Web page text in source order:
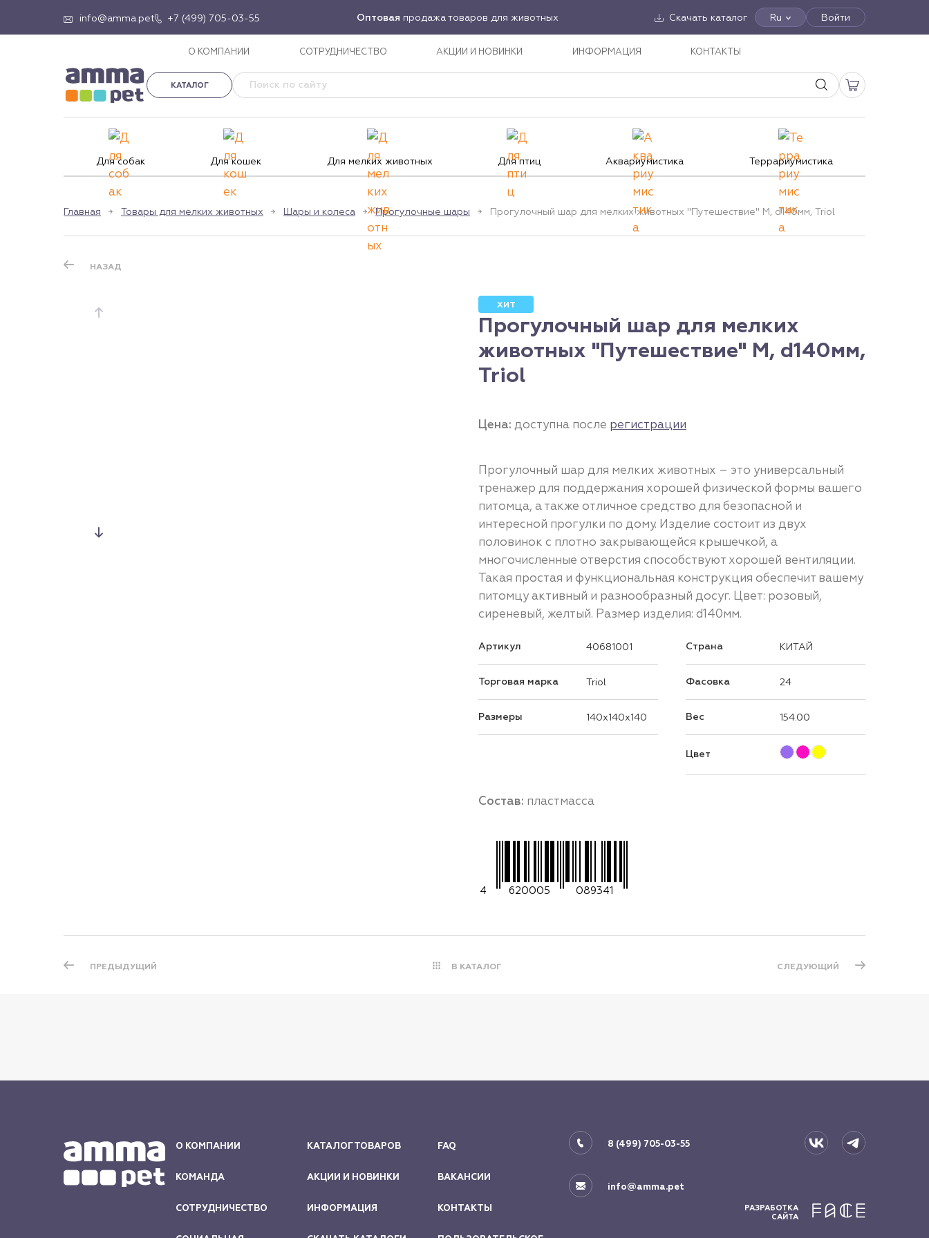
info@amma.pet +7 (499) 705-03-55 Оптовая продажа товаров для животных Скачать каталог Ru Войти
О КОМПАНИИ СОТРУДНИЧЕСТВО АКЦИИ И НОВИНКИ ИНФОРМАЦИЯ КОНТАКТЫ
КАТАЛОГ
Для собак Для кошек Для мелких животных Для птиц Аквариумистика Террариумистика
Главная Товары для мелких животных Шары и колеса Прогулочные шары Прогулочный шар для мелких животных "Путешествие" M, d140мм, Triol
НАЗАД
ХИТ
Прогулочный шар для мелких
животных "Путешествие" M, d140мм,
Triol
Цена: доступна после регистрации
Прогулочный шар для мелких животных – это универсальный
тренажер для поддержания хорошей физической формы вашего
питомца, а также отличное средство для безопасной и
интересной прогулки по дому. Изделие состоит из двух
половинок с плотно закрывающейся крышечкой, а
многочисленные отверстия способствуют хорошей вентиляции.
Такая простая и функциональная конструкция обеспечит вашему
питомцу активный и разнообразный досуг. Цвет: розовый,
сиреневый, желтый. Размер изделия: d140мм.
Артикул 40681001
Торговая марка Triol
Размеры 140x140x140
Страна КИТАЙ
Фасовка 24
Вес 154.00
Цвет
Состав: пластмасса
4 620005 089341
ПРЕДЫДУЩИЙ В КАТАЛОГ СЛЕДУЮЩИЙ
О КОМПАНИИ
КОМАНДА
СОТРУДНИЧЕСТВО
КАТАЛОГ ТОВАРОВ
АКЦИИ И НОВИНКИ
ИНФОРМАЦИЯ
FAQ
ВАКАНСИИ
КОНТАКТЫ
8 (499) 705-03-55
info@amma.pet
РАЗРАБОТКА
САЙТА